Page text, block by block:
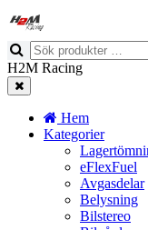
H2M Racing
Hem
Kategorier
eFlexFuel
Avgasdelar
Belysning
Bilstereo